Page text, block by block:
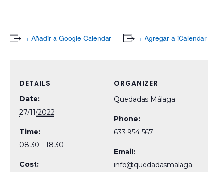
+ Añadir a Google Calendar + Agregar a iCalendar
DETAILS
Date:
27/11/2022
Time:
08:30 - 18:30
Cost:
ORGANIZER
Quedadas Málaga
Phone:
633 954 567
Email:
info@quedadasmalaga.